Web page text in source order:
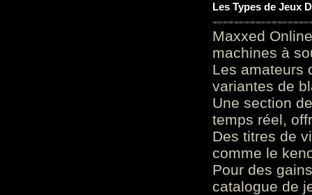
Les Types de Jeux
Maxxed
machines à
Les amateurs
variantes de
Une section
temps réel,
Des titres de
comme le
Pour des
catalogue de